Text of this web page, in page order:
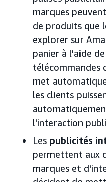
marques
de produits que
explorer sur
panier à l'aide
télécommandes
met
les clients
l'interaction
Les publicités
permettent aux
marques et